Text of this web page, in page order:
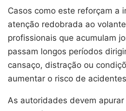
Casos como este reforçam a
atenção redobrada ao
profissionais que acumulam
passam longos períodos
cansaço, distração ou
aumentar o risco de
As autoridades devem